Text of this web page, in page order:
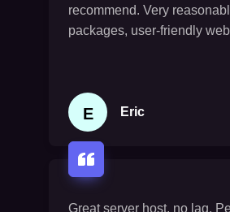
recommend. Very
packages, user-friendly
E Eric
Great server host, no lag.